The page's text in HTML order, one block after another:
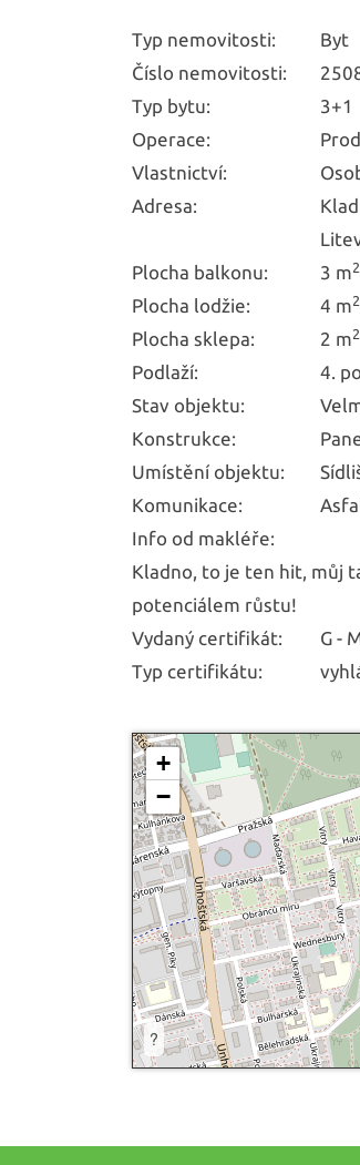
Typ nemovitosti:
Byt
Číslo nemovitosti:
Typ bytu:
3+1
Operace:
Vlastnictví:
Adresa:
Plocha balkonu:
3 m2
Plocha lodžie: 4 m2
Plocha sklepa: 2 m2
Podlaží:
4.
Stav objektu:
Konstrukce:
Umístění objektu:
Komunikace:
Info od makléře:
Kladno, to je ten hit, můj
potenciálem růstu!
Vydaný certifikát:
G -
Typ certifikátu:
+
−
?